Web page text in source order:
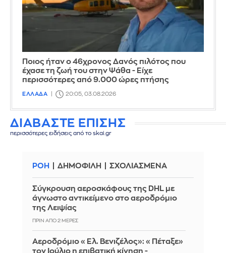
Ποιος ήταν ο 46χρονος Δανός πιλότος που
έχασε τη ζωή του στην Ψάθα - Είχε
περισσότερες από 9.000 ώρες πτήσης
ΕΛΛΑΔΑ 20:05, 03.08.2026
ΔΙΑΒΑΣΤΕ ΕΠΙΣΗΣ
περισσότερες ειδήσεις από το skai.gr
ΡΟΗ ΔΗΜΟΦΙΛΗ ΣΧΟΛΙΑΣΜΕΝΑ
Σύγκρουση αεροσκάφους της DHL με
άγνωστο αντικείμενο στο αεροδρόμιο
της Λειψίας
ΠΡΙΝ ΑΠΌ 2 ΜΈΡΕΣ
Αεροδρόμιο «Ελ. Βενιζέλος»: «Πέταξε»
τον Ιούλιο η επιβατική κίνηση -